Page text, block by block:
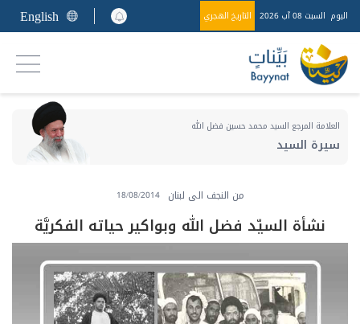
اليوم السبت 08 آب 2026 التاريخ الهجري English
العلامة المرجع السيد محمد حسين فضل الله
سيرة السيد
من النجف الى لبنان 18/08/2014
نشأة السيّد فضل الله وبواكير حياته الفكريَّة